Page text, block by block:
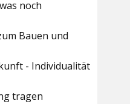
noch
Bauen und
- Individualität
tragen